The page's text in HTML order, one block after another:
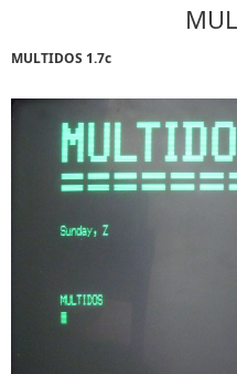
MULTIDOS 1.7c